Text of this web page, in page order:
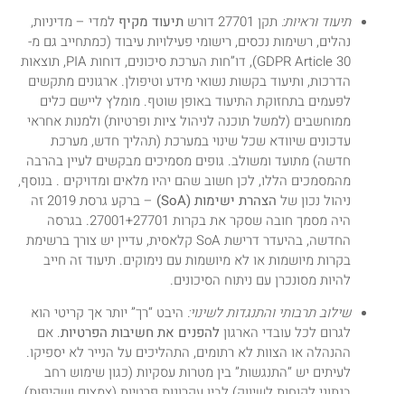
תיעוד וראיות: תקן 27701 דורש תיעוד מקיף למדי – מדיניות,
נהלים, רשימות נכסים, רישומי פעילויות עיבוד (כמתחייב גם מ-
GDPR Article 30), דו”חות הערכת סיכונים, דוחות PIA, תוצאות
הדרכות, ותיעוד בקשות נשואי מידע וטיפולן. ארגונים מתקשים
לפעמים בתחזוקת התיעוד באופן שוטף. מומלץ ליישם כלים
ממוחשבים (למשל תוכנה לניהול ציות ופרטיות) ולמנות אחראי
עדכונים שיוודא שכל שינוי במערכת (תהליך חדש, מערכת
חדשה) מתועד ומשולב. גופים מסמיכים מבקשים לעיין בהרבה
מהמסמכים הללו, לכן חשוב שהם יהיו מלאים ומדויקים . בנוסף,
ניהול נכון של הצהרת ישימות (SoA)
– ברקע גרסת 2019 זה
היה מסמך חובה שסקר את בקרות 27001+27701. בגרסה
החדשה, בהיעדר דרישת SoA קלאסית, עדיין יש צורך ברשימת
בקרות מיושמות או לא מיושמות עם נימוקים. תיעוד זה חייב
להיות מסונכרן עם ניתוח הסיכונים.
שילוב תרבותי והתנגדות לשינוי: היבט “רך” יותר אך קריטי הוא
לגרום לכל עובדי הארגון להפנים את חשיבות הפרטיות. אם
ההנהלה או הצוות לא רתומים, התהליכים על הנייר לא יספיקו.
לעיתים יש “התנגשות” בין מטרות עסקיות (כגון שימוש רחב